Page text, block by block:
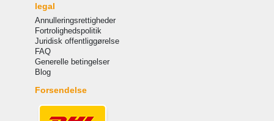
legal
Annulleringsrettigheder
Fortrolighedspolitik
Juridisk offentliggørelse
FAQ
Generelle betingelser
Blog
Forsendelse